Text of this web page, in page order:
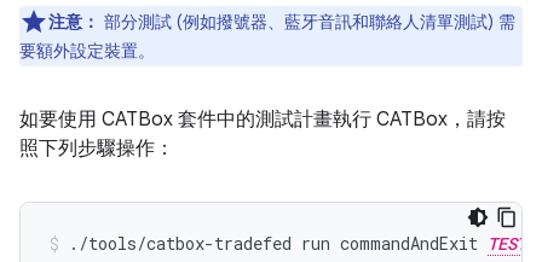
注意： 部分測試 (例如撥號器、藍牙音訊和聯絡人清單測試) 需
要額外設定裝置。
如要使用 CATBox 套件中的測試計畫執行 CATBox，請按
照下列步驟操作：
./tools/catbox-tradefed run commandAndExit